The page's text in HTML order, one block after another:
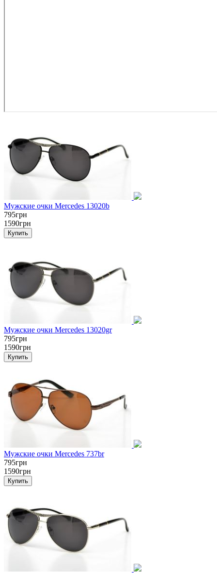
Мужские очки Mercedes 13020b
795грн
1590грн
Мужские очки Mercedes 13020gr
795грн
1590грн
Мужские очки Mercedes 737br
795грн
1590грн